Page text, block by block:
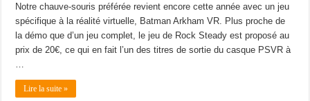
Notre chauve-souris préférée revient encore cette année avec un jeu
spécifique à la réalité virtuelle, Batman Arkham VR. Plus proche de
la démo que d’un jeu complet, le jeu de Rock Steady est proposé au
prix de 20€, ce qui en fait l’un des titres de sortie du casque PSVR à
Lire la suite »